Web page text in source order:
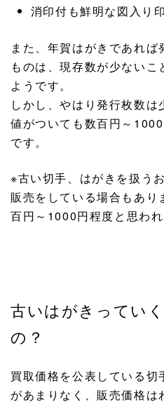
消印付も鮮明な図入り
また、年賀はがきであれ
ものは、現存数が少ないこ
ようです。
しかし、やはり発行枚数は
値がついても数百円～
です。
※古い切手、はがきを扱う
販売をしている場合もあり
百円～1000円程度と思われ
古いはがきってい
の？
買取価格を公表している
があまりなく、販売価格は